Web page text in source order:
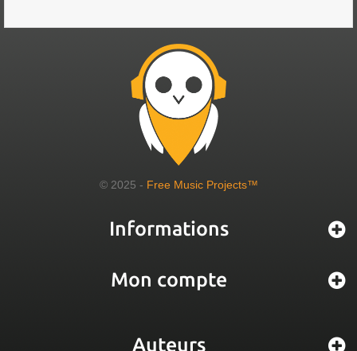
© 2025 - Free Music Projects™
Informations
Mon compte
Auteurs